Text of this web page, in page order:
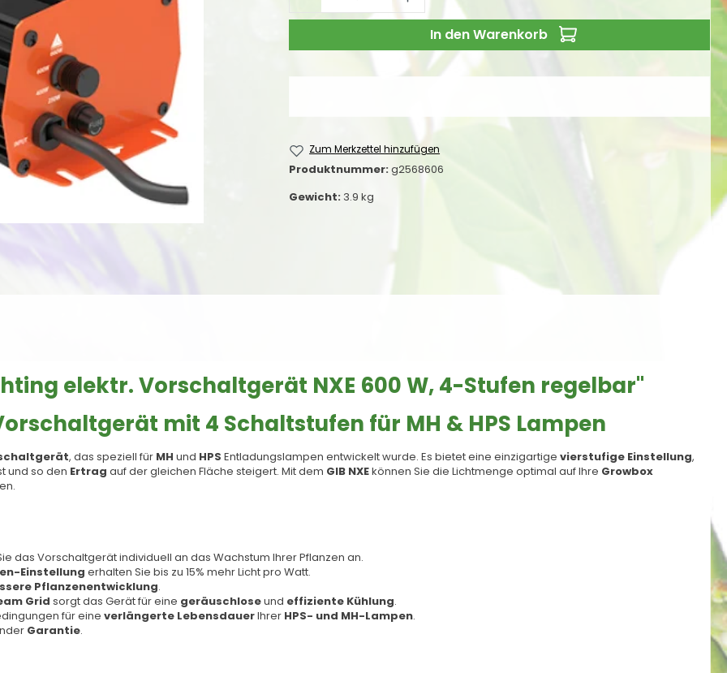
In den Warenkorb
Zum Merkzettel hinzufügen
Produktnummer:g2568606
Gewicht: 3.9 kg
elektr. Vorschaltgerät NXE 600 W, 4-Stufen regelbar"
mit 4 Schaltstufen für MH & HPS Lampen
, das speziell für MH und HPS Entladungslampen entwickelt wurde. Es bietet eine einzigartige vierstufige Einstellung,
und so den Ertrag auf der gleichen Fläche steigert. Mit dem GIB NXEkönnen Sie die Lichtmenge optimal auf Ihre Growbox
das Vorschaltgerät individuell an das Wachstum Ihrer Pflanzen an.
Einstellung erhalten Sie bis zu 15% mehr Licht pro Watt.
Pflanzenentwicklung.
Grid sorgt das Gerät für eine geräuschloseund effiziente Kühlung.
für eine verlängerte LebensdauerIhrer HPS- und MH-Lampen.
Garantie.